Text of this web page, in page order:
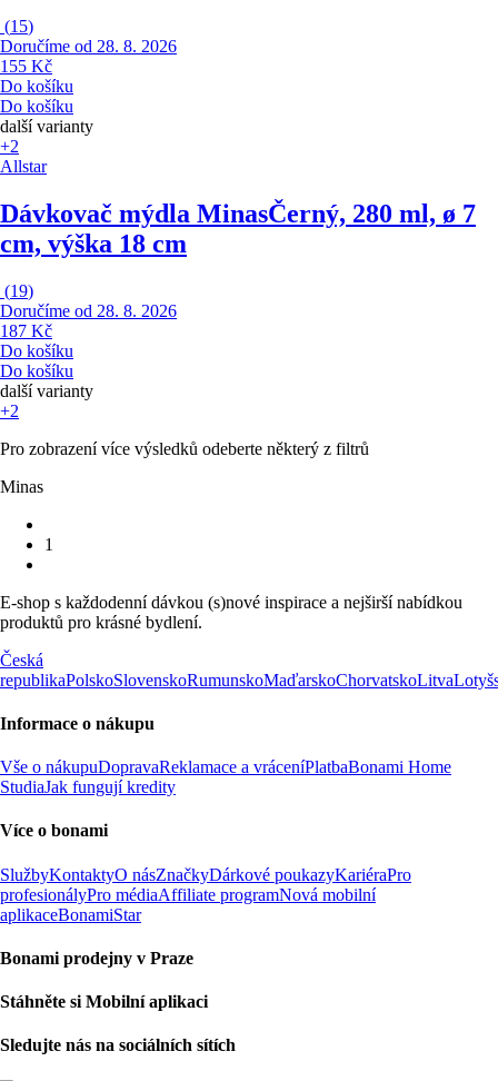
(15)
Doručíme od 28. 8. 2026
155 Kč
Do košíku
Do košíku
další varianty
+2
Allstar
Dávkovač mýdla MinasČerný, 280 ml, ø 7
cm, výška 18 cm
(19)
Doručíme od 28. 8. 2026
187 Kč
Do košíku
Do košíku
další varianty
+2
Pro zobrazení více výsledků odeberte některý z filtrů
Minas
1
E-shop s každodenní dávkou (s)nové inspirace a nejširší nabídkou
produktů pro krásné bydlení.
Česká
republikaPolskoSlovenskoRumunskoMaďarskoChorvatskoLitva
Informace o nákupu
Vše o nákupuDopravaReklamace a vráceníPlatbaBonami Home
StudiaJak fungují kredity
Více o bonami
SlužbyKontaktyO násZnačkyDárkové poukazyKariéraPro
profesionályPro médiaAffiliate programNová mobilní
aplikaceBonamiStar
Bonami prodejny v Praze
Stáhněte si Mobilní aplikaci
Sledujte nás na sociálních sítích